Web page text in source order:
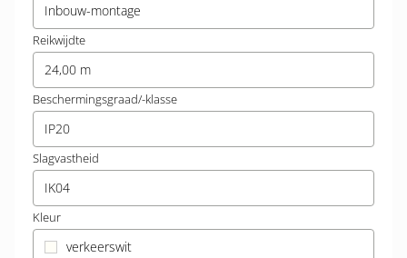
Inbouw-montage
Reikwijdte
24,00 m
Beschermingsgraad/-klasse
IP20
Slagvastheid
IK04
Kleur
verkeerswit